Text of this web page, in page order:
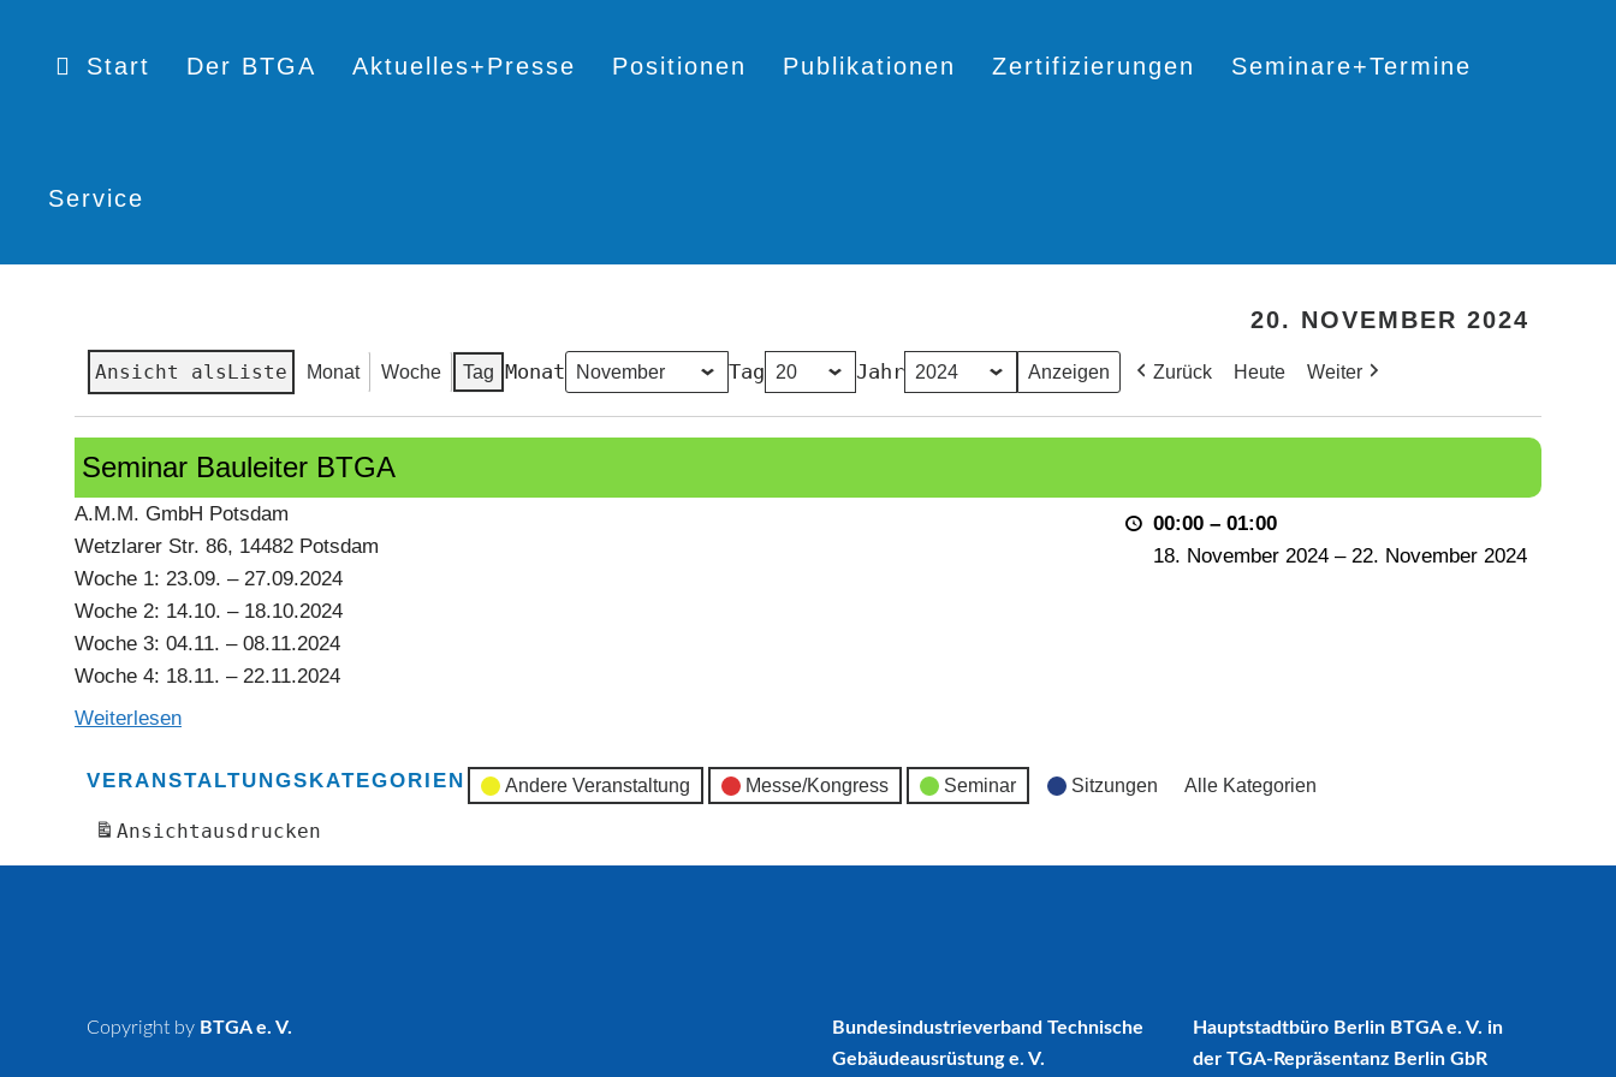
Start Der BTGA Aktuelles+Presse Positionen Publikationen Zertifizierungen Seminare+Termine
Service
20. NOVEMBER 2024
Ansicht alsListe Monat Woche Tag Monat Tag Jahr Zurück Heute Weiter
Seminar
Bauleiter
BTGA
Seminar Bauleiter BTGA
00:00 – 01:00
18. November 2024 – 22. November 2024
A.M.M. GmbH Potsdam
Wetzlarer Str. 86, 14482 Potsdam
Woche 1: 23.09. – 27.09.2024
Woche 2: 14.10. – 18.10.2024
Woche 3: 04.11. – 08.11.2024
Woche 4: 18.11. – 22.11.2024
Weiterlesen
VERANSTALTUNGSKATEGORIEN Andere Veranstaltung Messe/Kongress Seminar Sitzungen Alle Kategorien
Ansichtausdrucken
Copyright by BTGA e. V.
Bundesindustrieverband Technische
Gebäudeausrüstung e. V.
Hauptstadtbüro Berlin BTGA e. V. in
der TGA-Repräsentanz Berlin GbR